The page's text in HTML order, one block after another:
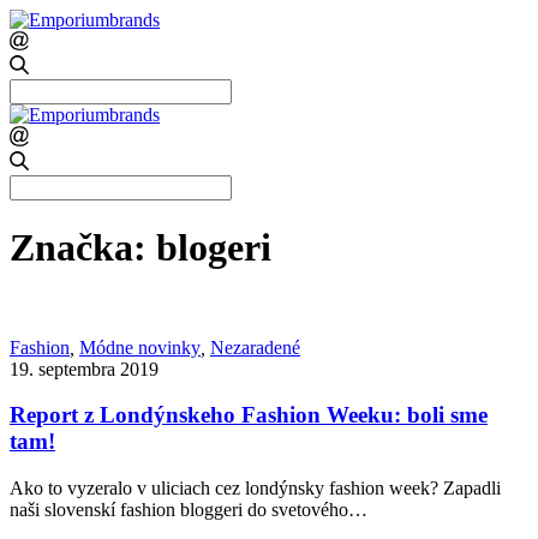
for:
for:
Značka: blogeri
Fashion Módne novinky Nezaradené
19. septembra 2019
Report z Londýnskeho Fashion Weeku: boli sme
tam!
Ako to vyzeralo v uliciach cez londýnsky fashion week? Zapadli
naši slovenskí fashion bloggeri do svetového…